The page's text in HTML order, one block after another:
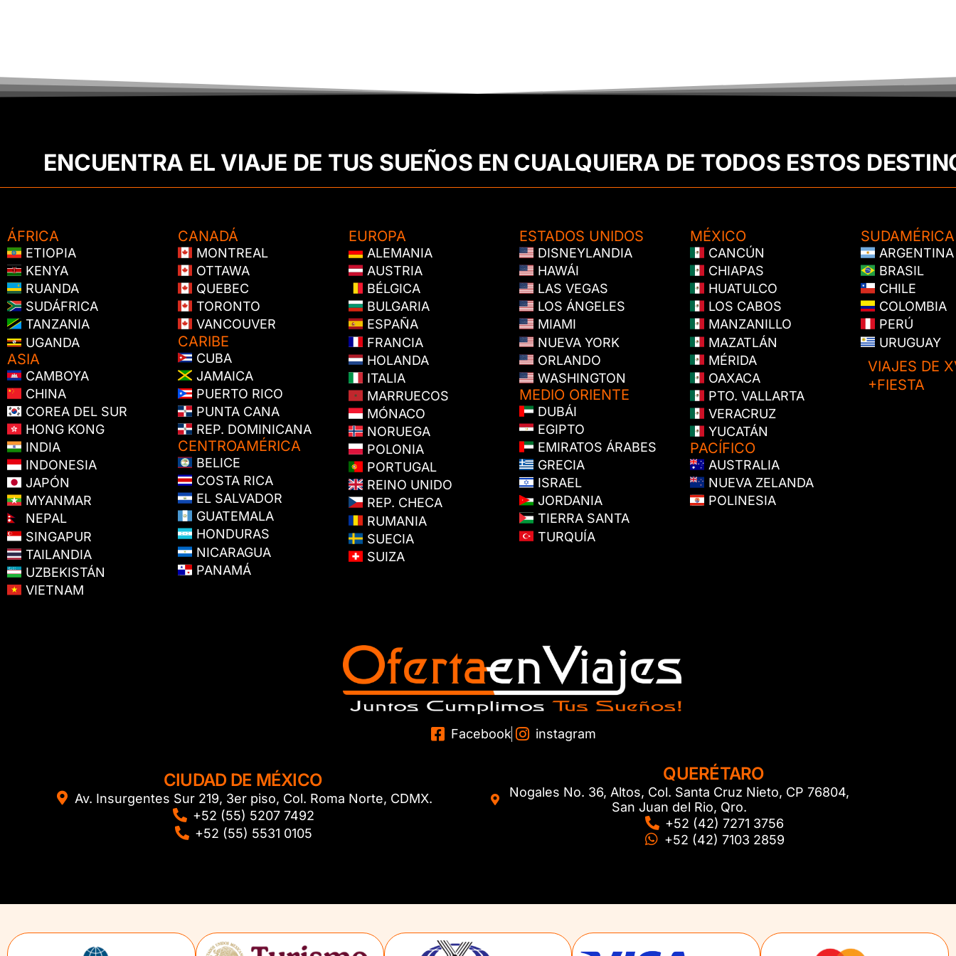
ENCUENTRA EL VIAJE DE TUS SUEÑOS EN CUALQUIERA DE TODOS ESTOS
ÁFRICA
ETIOPIA
KENYA
RUANDA
SUDÁFRICA
TANZANIA
UGANDA
ASIA
CAMBOYA
CHINA
COREA DEL SUR
HONG KONG
INDIA
INDONESIA
JAPÓN
MYANMAR
NEPAL
SINGAPUR
TAILANDIA
UZBEKISTÁN
VIETNAM
CANADÁ
MONTREAL
OTTAWA
QUEBEC
TORONTO
VANCOUVER
CARIBE
CUBA
JAMAICA
PUERTO RICO
PUNTA CANA
REP. DOMINICANA
CENTROAMÉRICA
BELICE
COSTA RICA
EL SALVADOR
GUATEMALA
HONDURAS
NICARAGUA
PANAMÁ
EUROPA
ALEMANIA
AUSTRIA
BÉLGICA
BULGARIA
ESPAÑA
FRANCIA
HOLANDA
ITALIA
MARRUECOS
MÓNACO
NORUEGA
POLONIA
PORTUGAL
REINO UNIDO
REP. CHECA
RUMANIA
SUECIA
SUIZA
ESTADOS UNIDOS
DISNEYLANDIA
HAWÁI
LAS VEGAS
LOS ÁNGELES
MIAMI
NUEVA YORK
ORLANDO
WASHINGTON
MEDIO ORIENTE
DUBÁI
EGIPTO
EMIRATOS ÁRABES
GRECIA
ISRAEL
JORDANIA
TIERRA SANTA
TURQUÍA
MÉXICO
CANCÚN
CHIAPAS
HUATULCO
LOS CABOS
MANZANILLO
MAZATLÁN
MÉRIDA
OAXACA
PTO. VALLARTA
VERACRUZ
YUCATÁN
PACÍFICO
AUSTRALIA
NUEVA ZELANDA
POLINESIA
SUDAMÉRICA
ARGENTINA
BRASIL
CHILE
COLOMBIA
PERÚ
URUGUAY
VIAJES DE
+FIESTA
Facebook instagram
CIUDAD DE MÉXICO
Av. Insurgentes Sur 219, 3er piso, Col. Roma Norte, CDMX.
+52 (55) 5207 7492
+52 (55) 5531 0105
QUERÉTARO
Nogales No. 36, Altos, Col. Santa Cruz Nieto, CP 76804,
San Juan del Rio, Qro.
+52 (42) 7271 3756
+52 (42) 7103 2859